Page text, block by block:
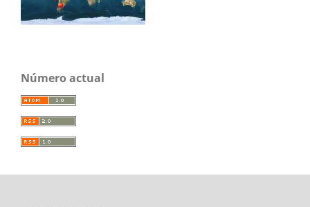
Número actual